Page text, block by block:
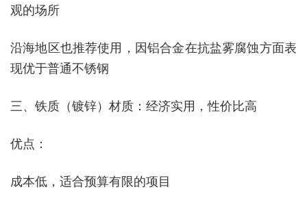
观的场所
沿海地区也推荐使用，因铝合金在抗盐雾腐蚀方面表
现优于普通不锈钢
三、铁质（镀锌）材质：经济实用，性价比高
‌优点‌：
成本低，适合预算有限的项目